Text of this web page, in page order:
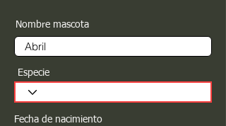
Nombre mascota
Especie
Fecha de nacimiento